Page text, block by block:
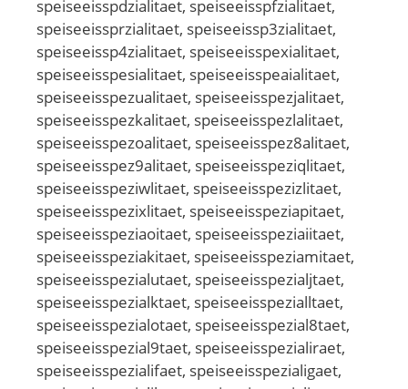
speiseeisspdzialitaet, speiseeisspfzialitaet,
speiseeissprzialitaet, speiseeissp3zialitaet,
speiseeissp4zialitaet, speiseeisspexialitaet,
speiseeisspesialitaet, speiseeisspeaialitaet,
speiseeisspezualitaet, speiseeisspezjalitaet,
speiseeisspezkalitaet, speiseeisspezlalitaet,
speiseeisspezoalitaet, speiseeisspez8alitaet,
speiseeisspez9alitaet, speiseeisspeziqlitaet,
speiseeisspeziwlitaet, speiseeisspezizlitaet,
speiseeisspezixlitaet, speiseeisspeziapitaet,
speiseeisspeziaoitaet, speiseeisspeziaiitaet,
speiseeisspeziakitaet, speiseeisspeziamitaet,
speiseeisspezialutaet, speiseeisspezialjtaet,
speiseeisspezialktaet, speiseeisspezialltaet,
speiseeisspezialotaet, speiseeisspezial8taet,
speiseeisspezial9taet, speiseeisspezialiraet,
speiseeisspezialifaet, speiseeisspezialigaet,